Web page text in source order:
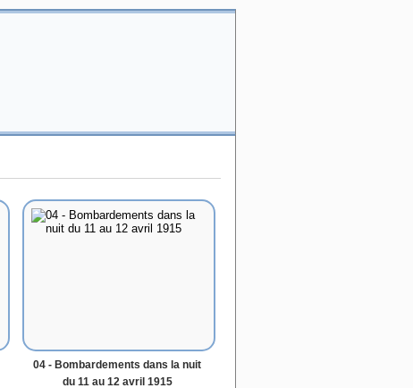
04 - Bombardements dans la nuit
du 11 au 12 avril 1915